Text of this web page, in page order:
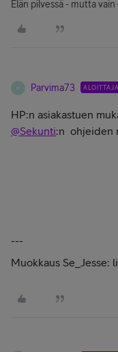
Elän pilvessä - mutta vain
Parvima73 ALOITTAJA
HP:n asiakastuen
@Sekunti:n ohjeiden
---
Muokkaus Se_Jesse: